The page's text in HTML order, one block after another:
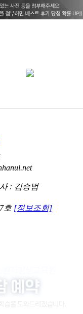
: 김승범
호 [정보조회]